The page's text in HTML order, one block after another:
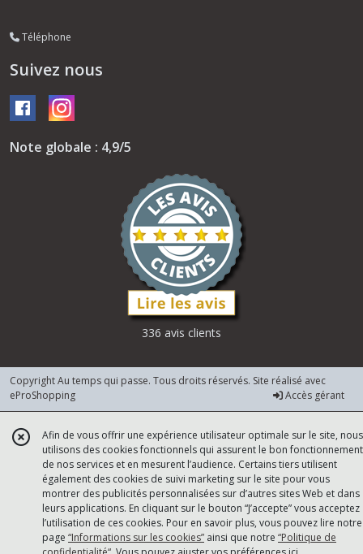
Téléphone
Suivez nous
Note globale : 4,9/5
336 avis clients
Copyright Au temps qui passe. Tous droits réservés. Site réalisé avec
eProShopping
Accès gérant
Afin de vous offrir une expérience utilisateur optimale sur le site, nous
utilisons des cookies fonctionnels qui assurent le bon fonctionnement
de nos services et en mesurent l’audience. Certains tiers utilisent
également des cookies de suivi marketing sur le site pour vous
montrer des publicités personnalisées sur d’autres sites Web et dans
leurs applications. En cliquant sur le bouton “J’accepte” vous acceptez
l’utilisation de ces cookies. Pour en savoir plus, vous pouvez lire notre
page “Informations sur les cookies” ainsi que notre “Politique de